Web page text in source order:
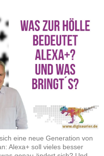
eine neue Generation von
Alexa+ soll vieles besser